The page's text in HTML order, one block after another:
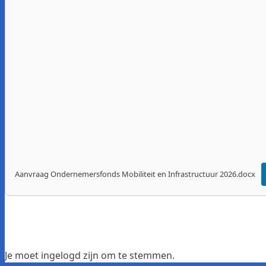
Aanvraag Ondernemersfonds Mobiliteit en Infrastructuur 2026.docx
Je moet ingelogd zijn om te stemmen.